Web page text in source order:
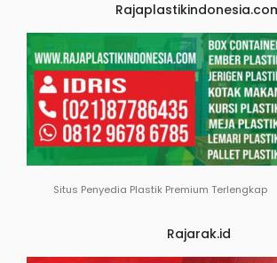
Situs Penyedia Plastik Premium Terlengkap
Rajarak.id